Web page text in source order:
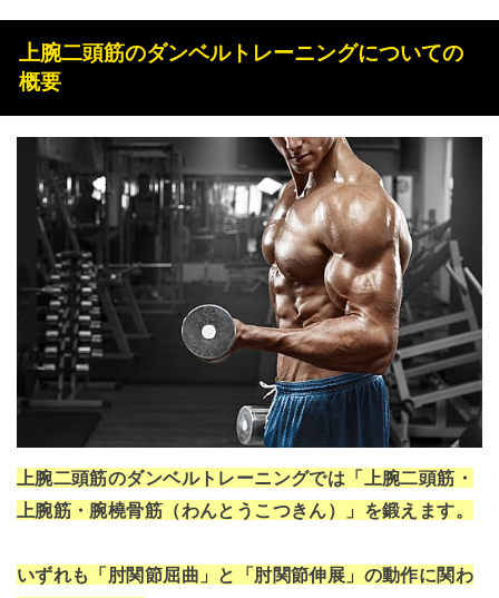
上腕二頭筋のダンベルトレーニングについての
概要
上腕二頭筋のダンベルトレーニングでは「上腕二頭筋・
上腕筋・腕橈骨筋（わんとうこつきん）」を鍛えます。
いずれも「肘関節屈曲」と「肘関節伸展」の動作に関わ